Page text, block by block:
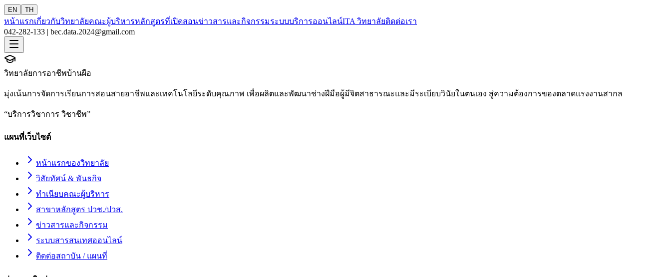
EN TH
หน้าแรกเกี่ยวกับวิทยาลัยคณะผู้บริหารหลักสูตรที่เปิดสอนข่าวสารและกิจกรรมระบบบริการออนไลน์ITA วิทยาลัยติดต่อเรา
042-282-133 | bec.data.2024@gmail.com
วิทยาลัยการอาชีพบ้านผือ
มุ่งเน้นการจัดการเรียนการสอนสายอาชีพและเทคโนโลยีระดับคุณภาพ เพื่อผลิตและพัฒนาช่างฝีมือผู้มีจิตสาธารณะและมีระเบียบวินัยในตนเอง สู่ความต้องการของตลาดแรงงานสากล
“บริการวิชาการ วิชาชีพ”
แผนที่เว็บไซต์
หน้าแรกของวิทยาลัย
วิสัยทัศน์ & พันธกิจ
ทำเนียบคณะผู้บริหาร
สาขาหลักสูตร ปวช./ปวส.
ข่าวสารและกิจกรรม
ระบบสารสนเทศออนไลน์
ติดต่อสถาบัน / แผนที่